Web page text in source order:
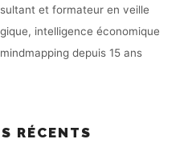
et formateur en veille
intelligence économique
depuis 15 ans
RÉCENTS